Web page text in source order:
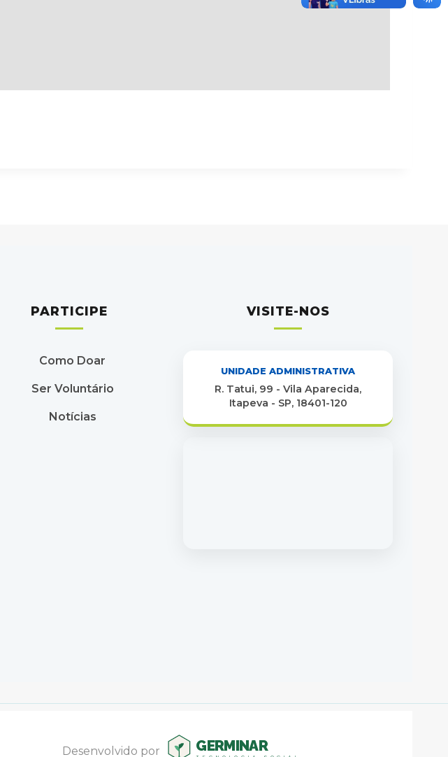
PARTICIPE
Como Doar
Ser Voluntário
Notícias
VISITE-NOS
UNIDADE ADMINISTRATIVA
R. Tatui, 99 - Vila Aparecida,
Itapeva - SP, 18401-120
Desenvolvido por GERMINAR